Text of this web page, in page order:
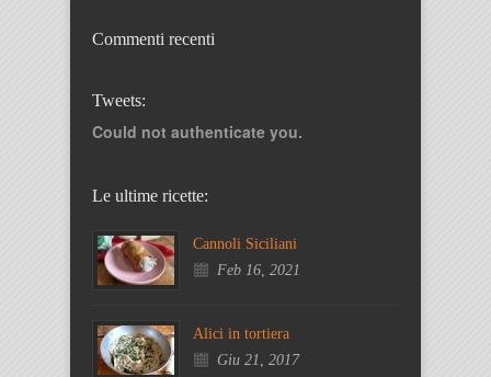
Commenti recenti
Tweets:
Could not authenticate you.
Le ultime ricette:
Cannoli Siciliani
Feb 16, 2021
Alici in tortiera
Giu 21, 2017